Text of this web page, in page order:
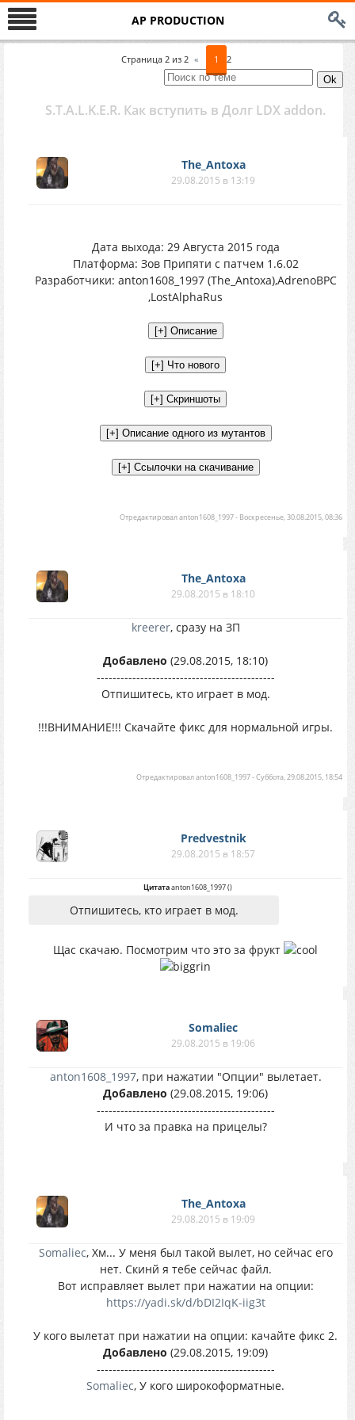
AP PRODUCTION
Страница 2 из 2 « 1 2
S.T.A.L.K.E.R. Как вступить в Долг LDX addon.
The_Antoxa
29.08.2015 в 13:19
Дата выхода: 29 Августа 2015 года
Платформа: Зов Припяти с патчем 1.6.02
Разработчики: anton1608_1997 (The_Antoxa),AdrenoBPC
,LostAlphaRus
Отредактировалanton1608_1997- Воскресенье, 30.08.2015, 08:36
The_Antoxa
29.08.2015 в 18:10
kreerer, сразу на ЗП
Добавлено (29.08.2015, 18:10)
---------------------------------------------
Отпишитесь, кто играет в мод.
!!!ВНИМАНИЕ!!! Скачайте фикс для нормальной игры.
Отредактировалanton1608_1997-Суббота, 29.08.2015, 18:54
Predvestnik
29.08.2015 в 18:57
Цитатаanton1608_1997()
Отпишитесь, кто играет в мод.
Щас скачаю. Посмотрим что это за фрукт
Somaliec
29.08.2015 в 19:06
anton1608_1997, при нажатии "Опции" вылетает.
Добавлено (29.08.2015, 19:06)
---------------------------------------------
И что за правка на прицелы?
The_Antoxa
29.08.2015 в 19:09
Somaliec, Хм... У меня был такой вылет, но сейчас его
нет. Скинй я тебе сейчас файл.
Вот исправляет вылет при нажатии на опции:
https://yadi.sk/d/bDI2IqK-iig3t
У кого вылетат при нажатии на опции: качайте фикс 2.
Добавлено (29.08.2015, 19:09)
---------------------------------------------
Somaliec, У кого широкоформатные.